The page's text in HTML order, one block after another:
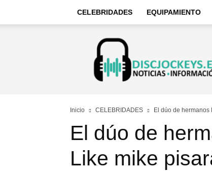
CELEBRIDADES EQUIPAMIENTO
Discjockeys
Noticias
e
información
Inicio CELEBRIDADES El dúo de
El dúo de
Like mike